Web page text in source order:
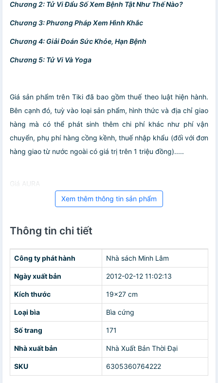
Chương 2: Tử Vi Đẩu Số Xem Bệnh Tật Như Thế Nào?
Chương 3: Phương Pháp Xem Hình Khắc
Chương 4: Giải Đoán Sức Khỏe, Hạn Bệnh
Chương 5: Tử Vi Và Yoga
Giá sản phẩm trên Tiki đã bao gồm thuế theo luật hiện hành.
Bên cạnh đó, tuỳ vào loại sản phẩm, hình thức và địa chỉ giao
hàng mà có thể phát sinh thêm chi phí khác như phí vận
chuyển, phụ phí hàng cồng kềnh, thuế nhập khẩu (đối với đơn
hàng giao từ nước ngoài có giá trị trên 1 triệu đồng).....
Giá AURA
Xem thêm thông tin sản phẩm
Thông tin chi tiết
Công ty phát hành Nhà sách Minh Lâm
Ngày xuất bản 2012-02-12 11:02:13
Kích thước 19x27 cm
Loại bìa Bìa cứng
Số trang 171
Nhà xuất bản Nhà Xuất Bản Thời Đại
SKU 6305360764222